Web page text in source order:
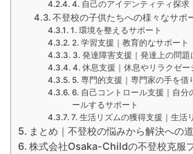
4. 自己のアイデンティティ探求
不登校の子供たちへの様々なサポ
1. 環境を整えるサポート
2. 学習支援｜教育的なサポート
3. 発達障害支援｜発達上の問題
4. 休息支援｜休息やリラクゼー
5. 専門的支援｜専門家の手を借
6. 自己コントロール支援｜自分
ールするサポート
7. 生活リズムの獲得支援｜生活
まとめ｜不登校の悩みから解決への
株式会社Osaka-Childの不登校克服